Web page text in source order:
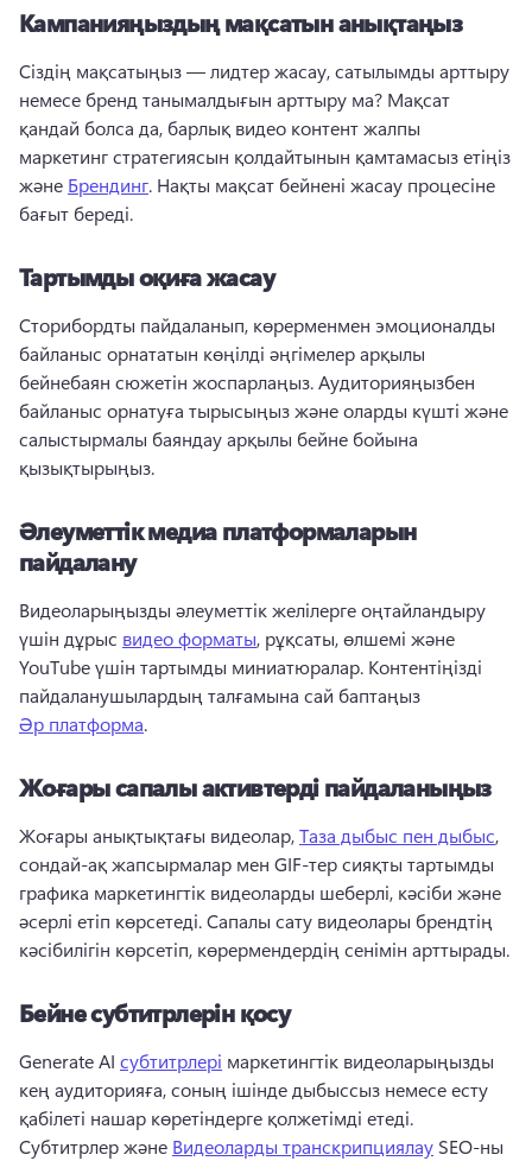
Кампанияңыздың мақсатын анықтаңыз
Сіздің мақсатыңыз — лидтер жасау, сатылымды арттыру
немесе бренд танымалдығын арттыру ма? Мақсат
қандай болса да, барлық видео контент жалпы
маркетинг стратегиясын қолдайтынын қамтамасыз етіңіз
және Брендинг. Нақты мақсат бейнені жасау процесіне
бағыт береді.
Тартымды оқиға жасау
Сторибордты пайдаланып, көрерменмен эмоционалды
байланыс орнататын көңілді әңгімелер арқылы
бейнебаян сюжетін жоспарлаңыз. Аудиторияңызбен
байланыс орнатуға тырысыңыз және оларды күшті және
салыстырмалы баяндау арқылы бейне бойына
қызықтырыңыз.
Әлеуметтік медиа платформаларын
пайдалану
Видеоларыңызды әлеуметтік желілерге оңтайландыру
үшін дұрыс видео форматы, рұқсаты, өлшемі және
YouTube үшін тартымды миниатюралар. Контентіңізді
пайдаланушылардың талғамына сай баптаңыз
Әр платформа.
Жоғары сапалы активтерді пайдаланыңыз
Жоғары анықтықтағы видеолар, Таза дыбыс пен дыбыс,
сондай-ақ жапсырмалар мен GIF-тер сияқты тартымды
графика маркетингтік видеоларды шеберлі, кәсіби және
әсерлі етіп көрсетеді. Сапалы сату видеолары брендтің
Бейне субтитрлерін қосу
Generate AI субтитрлері маркетингтік видеоларыңызды
кең аудиторияға, соның ішінде дыбыссыз немесе есту
Субтитрлер және Видеоларды транскрипциялау SEO-ны